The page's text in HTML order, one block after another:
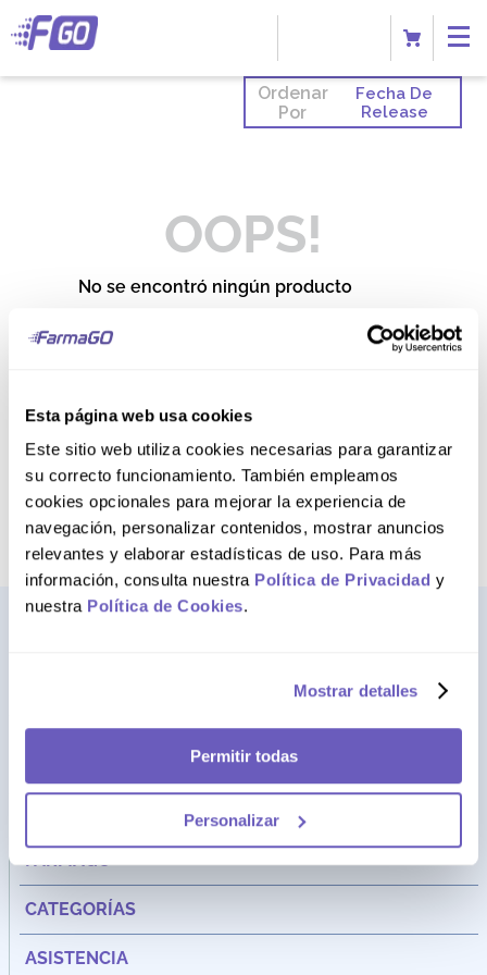
Esta página web usa cookies
Este sitio web utiliza cookies necesarias para garantizar
su correcto funcionamiento. También empleamos
cookies opcionales para mejorar la experiencia de
navegación, personalizar contenidos, mostrar anuncios
relevantes y elaborar estadísticas de uso. Para más
información, consulta nuestra Política de Privacidad y
nuestra Política de Cookies.
Mostrar detalles
Permitir todas
Personalizar
Ordenar
Por
Fecha De
Release
OOPS!
No se encontró ningún producto
Intenta utilizar una sola palabra
búsqueda
Intenta buscar sinónimos del
término deseado
Av. Santa Cecilia Nro. 265 Ate - Lima, Perú
FARMAGO
CATEGORÍAS
ASISTENCIA